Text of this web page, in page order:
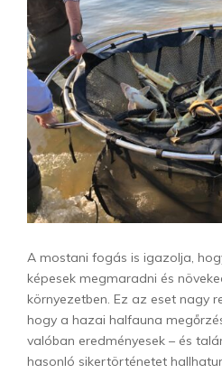
A mostani fogás is igazolja,
képesek megmaradni és
környezetben. Ez az eset nagy
hogy a hazai halfauna
valóban eredményesek – és
hasonló sikertörténetet